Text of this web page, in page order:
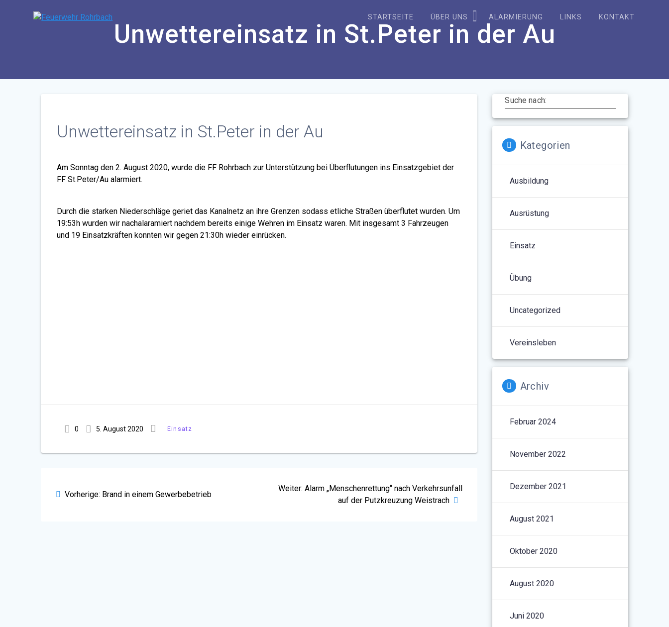
STARTSEITE ÜBER UNS ALARMIERUNG LINKS KONTAKT
Unwettereinsatz in St.Peter in der Au
Unwettereinsatz in St.Peter in der Au
Am Sonntag den 2. August 2020, wurde die FF Rohrbach zur Unterstützung bei Überflutungen ins Einsatzgebiet der
FF St.Peter/Au alarmiert.
Durch die starken Niederschläge geriet das Kanalnetz an ihre Grenzen sodass etliche Straßen überflutet wurden. Um
19:53h wurden wir nachalaramiert nachdem bereits einige Wehren im Einsatz waren. Mit insgesamt 3 Fahrzeugen
und 19 Einsatzkräften konnten wir gegen 21:30h wieder einrücken.
0 5. August 2020 Einsatz
Vorherige: Vorheriger
Brand in einem Gewerbebetrieb
Weiter: Nächster
Alarm „Menschenrettung“ nach Verkehrsunfall
auf der Putzkreuzung Weistrach
Suche nach:
Kategorien
Ausbildung
Ausrüstung
Einsatz
Übung
Uncategorized
Vereinsleben
Archiv
Februar 2024
November 2022
Dezember 2021
August 2021
Oktober 2020
August 2020
Juni 2020